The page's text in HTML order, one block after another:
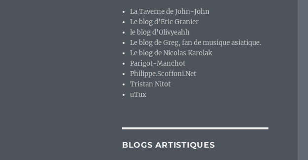
La Taverne de John-John
Le blog d'Eric Granier
le blog d'Olivyeahh
Le blog de Greg, fan de musique asiatique.
Le blog de Nicolas Karolak
Parigot-Manchot
Philippe.Scoffoni.Net
Tristan Nitot
uTux
BLOGS ARTISTIQUES